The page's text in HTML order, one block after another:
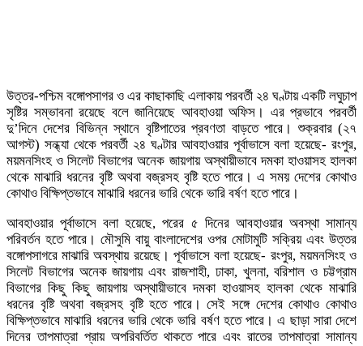
উত্তর-পশ্চিম বঙ্গোপসাগর ও এর কাছাকাছি এলাকায় পরবর্তী ২৪ ঘণ্টায় একটি লঘুচাপ
সৃষ্টির সম্ভাবনা রয়েছে বলে জানিয়েছে আবহাওয়া অফিস। এর প্রভাবে পরবর্তী
দু’দিনে দেশের বিভিন্ন স্থানে বৃষ্টিপাতের প্রবণতা বাড়তে পারে। শুক্রবার (২৭
আগস্ট) সন্ধ্যা থেকে পরবর্তী ২৪ ঘণ্টার আবহাওয়ার পূর্বাভাসে বলা হয়েছে- রংপুর,
ময়মনসিংহ ও সিলেট বিভাগের অনেক জায়গায় অস্থায়ীভাবে দমকা হাওয়াসহ হালকা
থেকে মাঝারি ধরনের বৃষ্টি অথবা বজ্রসহ বৃষ্টি হতে পারে। এ সময় দেশের কোথাও
কোথাও বিক্ষিপ্তভাবে মাঝারি ধরনের ভারি থেকে ভারি বর্ষণ হতে পারে।
আবহাওয়ার পূর্বাভাসে বলা হয়েছে, পরের ৫ দিনের আবহাওয়ার অবস্থা সামান্য
পরিবর্তন হতে পারে। মৌসুমি বায়ু বাংলাদেশের ওপর মোটামুটি সক্রিয় এবং উত্তর
বঙ্গোপসাগরে মাঝারি অবস্থায় রয়েছে। পূর্বাভাসে বলা হয়েছে- রংপুর, ময়মনসিংহ ও
সিলেট বিভাগের অনেক জায়গায় এবং রাজশাহী, ঢাকা, খুলনা, বরিশাল ও চট্টগ্রাম
বিভাগের কিছু কিছু জায়গায় অস্থায়ীভাবে দমকা হাওয়াসহ হালকা থেকে মাঝারি
ধরনের বৃষ্টি অথবা বজ্রসহ বৃষ্টি হতে পারে। সেই সঙ্গে দেশের কোথাও কোথাও
বিক্ষিপ্তভাবে মাঝারি ধরনের ভারি থেকে ভারি বর্ষণ হতে পারে। এ ছাড়া সারা দেশে
দিনের তাপমাত্রা প্রায় অপরিবর্তিত থাকতে পারে এবং রাতের তাপমাত্রা সামান্য